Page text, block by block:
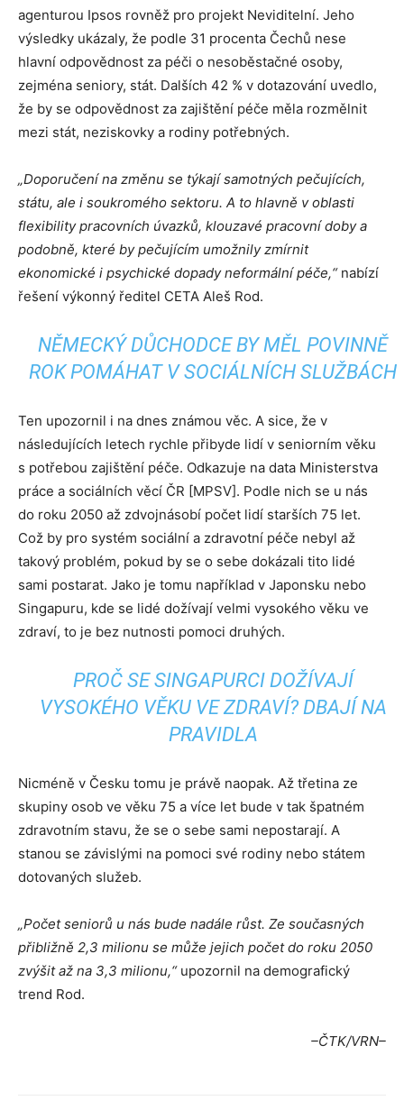
agenturou Ipsos rovněž pro projekt Neviditelní. Jeho
výsledky ukázaly, že podle 31 procenta Čechů nese
hlavní odpovědnost za péči o nesoběstačné osoby,
zejména seniory, stát. Dalších 42 % v dotazování uvedlo,
že by se odpovědnost za zajištění péče měla rozmělnit
mezi stát, neziskovky a rodiny potřebných.
„Doporučení na změnu se týkají samotných pečujících,
státu, ale i soukromého sektoru. A to hlavně v oblasti
flexibility pracovních úvazků, klouzavé pracovní doby a
podobně, které by pečujícím umožnily zmírnit
ekonomické i psychické dopady neformální péče,“nabízí
řešení výkonný ředitel CETA Aleš Rod.
NĚMECKÝ DŮCHODCE BY MĚL POVINNĚ
ROK POMÁHAT V SOCIÁLNÍCH SLUŽBÁCH
Ten upozornil i na dnes známou věc. A sice, že v
následujících letech rychle přibyde lidí v seniorním věku
s potřebou zajištění péče. Odkazuje na data Ministerstva
práce a sociálních věcí ČR [MPSV]. Podle nich se u nás
do roku 2050 až zdvojnásobí počet lidí starších 75 let.
Což by pro systém sociální a zdravotní péče nebyl až
takový problém, pokud by se o sebe dokázali tito lidé
sami postarat. Jako je tomu například v Japonsku nebo
Singapuru, kde se lidé dožívají velmi vysokého věku ve
zdraví, to je bez nutnosti pomoci druhých.
PROČ SE SINGAPURCI DOŽÍVAJÍ
VYSOKÉHO VĚKU VE ZDRAVÍ? DBAJÍ NA
PRAVIDLA
Nicméně v Česku tomu je právě naopak. Až třetina ze
skupiny osob ve věku 75 a více let bude v tak špatném
zdravotním stavu, že se o sebe sami nepostarají. A
stanou se závislými na pomoci své rodiny nebo státem
dotovaných služeb.
„Počet seniorů u nás bude nadále růst. Ze současných
přibližně 2,3 milionu se může jejich počet do roku 2050
zvýšit až na 3,3 milionu,“upozornil na demografický
trend Rod.
–ČTK/VRN–